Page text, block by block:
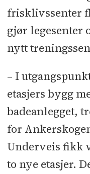
frisklivssenter
gjør legesenter
nytt
– I
etasjers bygg
badeanlegget,
for
Underveis fikk
to nye etasjer.